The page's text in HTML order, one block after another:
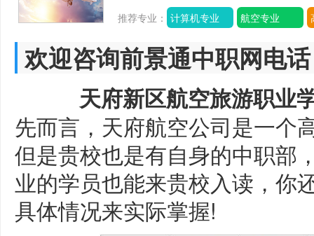
推荐专业： 计算机专业 航空专业
欢迎咨询前景通中职网电
天府新区航空旅游职业
先而言，天府航空公司是一个
但是贵校也是有自身的中职部
业的学员也能来贵校入读，你
具体情况来实际掌握!